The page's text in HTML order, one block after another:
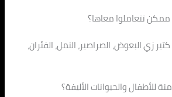
ممكن تتعاملوا معاها؟
زي البعوض، الصراصير، النمل، الفئران،
للأطفال والحيوانات الأليفة؟